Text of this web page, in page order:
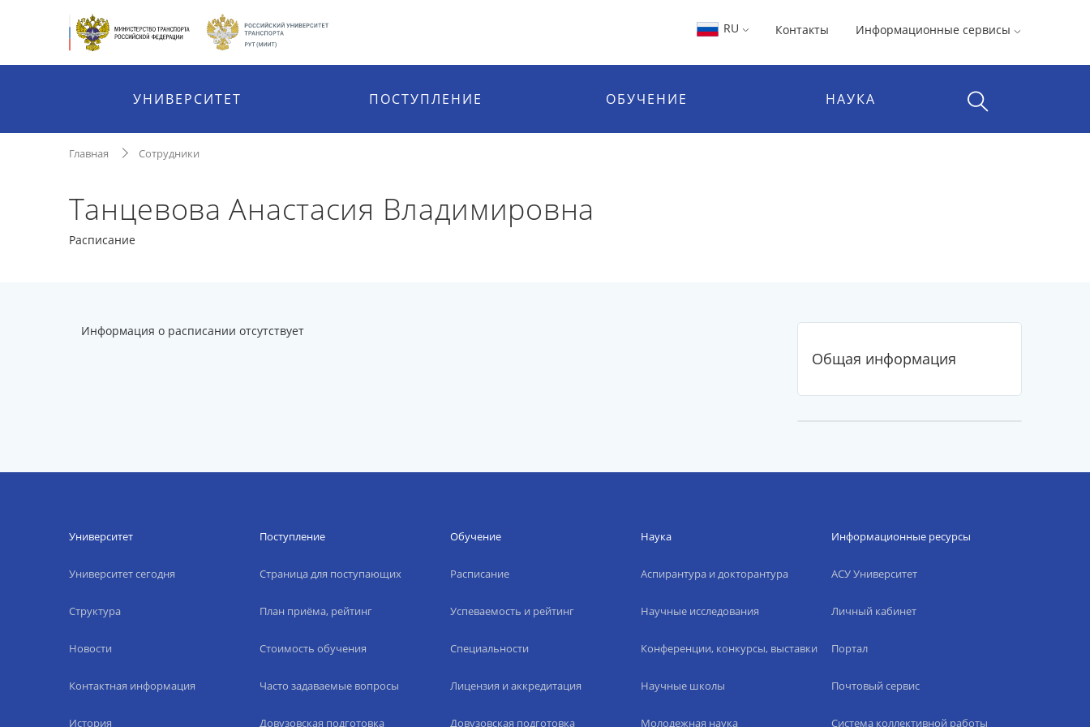
RU Контакты Информационные сервисы
УНИВЕРСИТЕТ ПОСТУПЛЕНИЕ ОБУЧЕНИЕ НАУКА
Главная Сотрудники
Танцевова Анастасия Владимировна
Расписание
Информация о расписании отсутствует
Общая информация
Университет
Университет сегодня
Структура
Новости
Контактная информация
История
Поступление
Страница для поступающих
План приёма, рейтинг
Стоимость обучения
Часто задаваемые вопросы
Довузовская подготовка
Обучение
Расписание
Успеваемость и рейтинг
Специальности
Лицензия и аккредитация
Довузовская подготовка
Наука
Аспирантура и докторантура
Научные исследования
Конференции, конкурсы, выставки
Научные школы
Молодежная наука
Информационные ресурсы
АСУ Университет
Личный кабинет
Портал
Почтовый сервис
Система коллективной работы